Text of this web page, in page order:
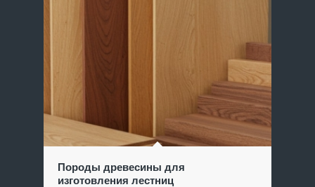
Породы древесины для
изготовления лестниц